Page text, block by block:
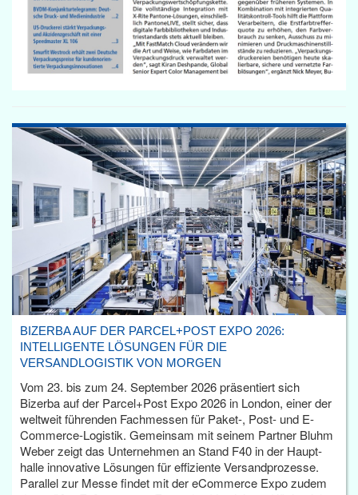
BIZERBA AUF DER PARCEL+POST EXPO 2026:
INTELLIGENTE LÖSUNGEN FÜR DIE
VERSANDLOGISTIK VON MORGEN
Vom 23. bis zum 24. September 2026 präsentiert sich
Bizerba auf der Parcel+Post Expo 2026 in London, einer der
weltweit führenden Fachmessen für Paket-, Post- und E-
Commerce-Logistik. Gemeinsam mit seinem Partner Bluhm
Weber zeigt das Unternehmen an Stand F40 in der Haupt­
halle innovative Lösungen für effiziente Versandprozesse.
Parallel zur Messe findet mit der eCommerce Expo zudem